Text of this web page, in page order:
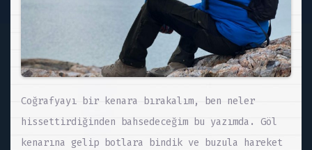
Coğrafyayı bir kenara bırakalım, ben neler
hissettirdiğinden bahsedeceğim bu yazımda. Göl
kenarına gelip botlara bindik ve buzula hareket